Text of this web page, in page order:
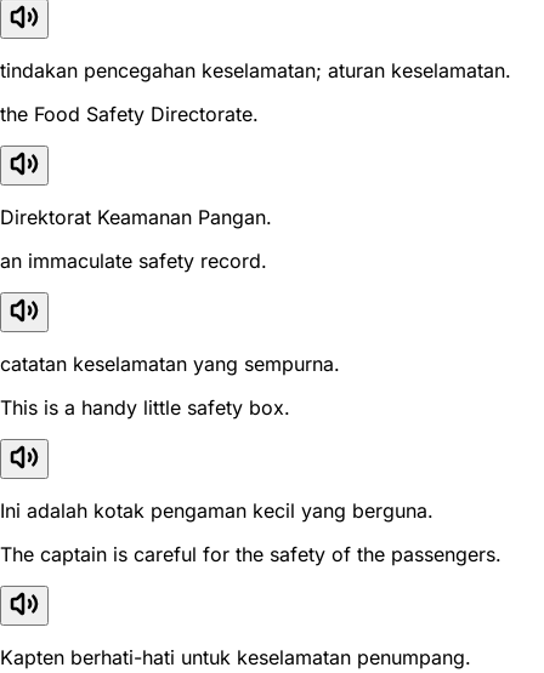
tindakan pencegahan keselamatan; aturan keselamatan.
the Food Safety Directorate.
Direktorat Keamanan Pangan.
an immaculate safety record.
catatan keselamatan yang sempurna.
This is a handy little safety box.
Ini adalah kotak pengaman kecil yang berguna.
The captain is careful for the safety of the passengers.
Kapten berhati-hati untuk keselamatan penumpang.